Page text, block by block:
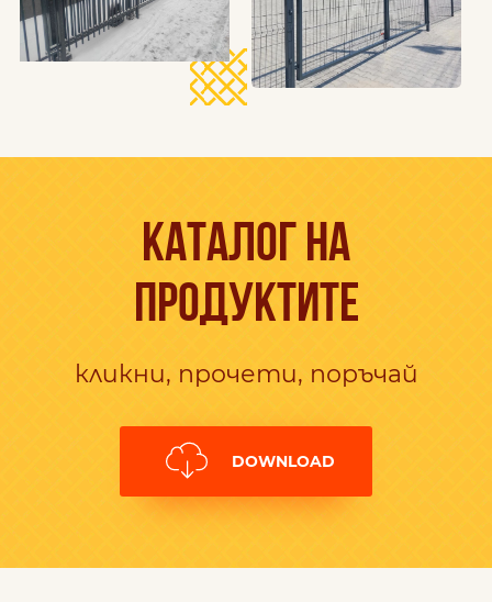
КАТАЛОГ НА
ПРОДУКТИТЕ
кликни, прочети, поръчай
DOWNLOAD